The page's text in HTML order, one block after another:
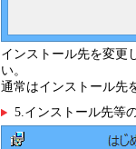
インストール先を変更
い。
通常はインストール先
5.インストール先等